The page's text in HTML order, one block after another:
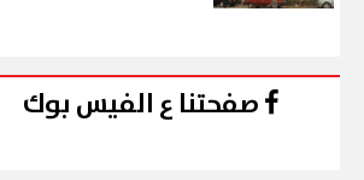
صفحتنا ع الفيس بوك